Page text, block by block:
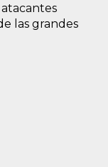
atacantes
las grandes